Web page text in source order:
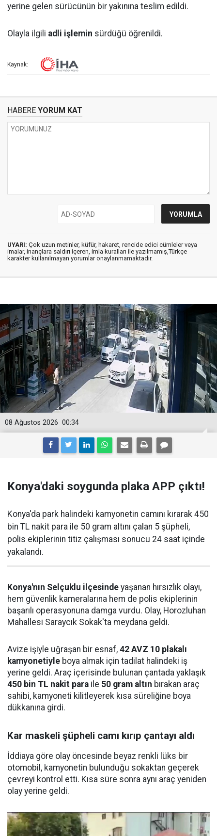
yerine gelen sürücünün bir yakınına teslim edildi.
Olayla ilgili adli işlemin sürdüğü öğrenildi.
Kaynak:
HABERE YORUM KAT
UYARI: Çok uzun metinler, küfür, hakaret, rencide edici cümleler veya
imalar, inançlara saldırı içeren, imla kuralları ile yazılmamış,Türkçe
karakter kullanılmayan yorumlar onaylanmamaktadır.
00:34
08 Ağustos 2026
Konya'daki soygunda plaka APP çıktı!
Konya'da park halindeki kamyonetin camını kırarak 450
bin TL nakit para ile 50 gram altını çalan 5 şüpheli,
polis ekiplerinin titiz çalışması sonucu 24 saat içinde
yakalandı.
Konya'nın Selçuklu ilçesinde yaşanan hırsızlık olayı,
hem güvenlik kameralarına hem de polis ekiplerinin
başarılı operasyonuna damga vurdu. Olay, Horozluhan
Mahallesi Saraycık Sokak'ta meydana geldi.
Avize işiyle uğraşan bir esnaf, 42 AVZ 10 plakalı
kamyonetiyle boya almak için tadilat halindeki iş
yerine geldi. Araç içerisinde bulunan çantada yaklaşık
450 bin TL nakit para ile 50 gram altın bırakan araç
sahibi, kamyoneti kilitleyerek kısa süreliğine boya
dükkanına girdi.
Kar maskeli şüpheli camı kırıp çantayı aldı
İddiaya göre olay öncesinde beyaz renkli lüks bir
otomobil, kamyonetin bulunduğu sokaktan geçerek
çevreyi kontrol etti. Kısa süre sonra aynı araç yeniden
olay yerine geldi.